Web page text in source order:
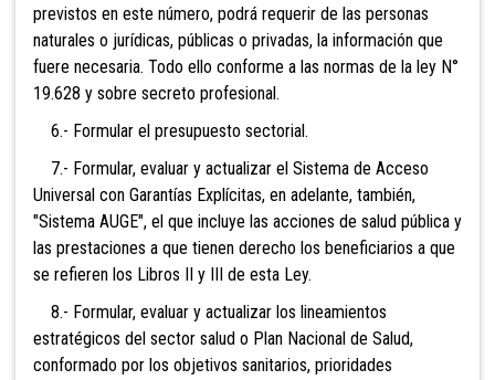
previstos en este número, podrá requerir de las personas
naturales o jurídicas, públicas o privadas, la información que
fuere necesaria. Todo ello conforme a las normas de la ley N°
19.628 y sobre secreto profesional.
6.- Formular el presupuesto sectorial.
7.- Formular, evaluar y actualizar el Sistema de Acceso
Universal con Garantías Explícitas, en adelante, también,
"Sistema AUGE", el que incluye las acciones de salud pública y
las prestaciones a que tienen derecho los beneficiarios a que
se refieren los Libros II y III de esta Ley.
8.- Formular, evaluar y actualizar los lineamientos
estratégicos del sector salud o Plan Nacional de Salud,
conformado por los objetivos sanitarios, prioridades